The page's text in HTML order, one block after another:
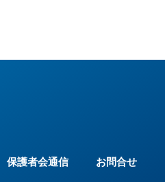
保護者会通信 お問合せ